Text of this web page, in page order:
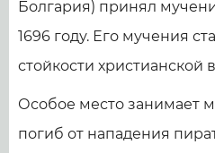
Болгария) принял
1696 году. Его мучения
стойкости христианской
Особое место занимает
погиб от нападения